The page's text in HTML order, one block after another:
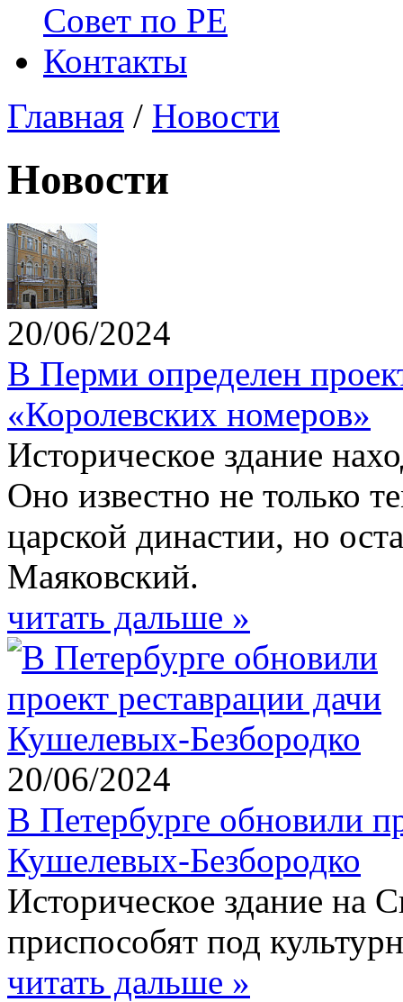
Совет по РЕ
Контакты
Главная / Новости
Новости
20/06/2024
В Перми определен
«Королевских номеров»
Историческое здание
Оно известно не только
царской династии, но
Маяковский.
читать дальше »
20/06/2024
В Петербурге обновили
Кушелевых-Безбородко
Историческое здание на
приспособят под
читать дальше »